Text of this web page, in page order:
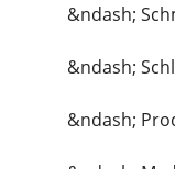
&ndash;
&ndash;
&ndash;